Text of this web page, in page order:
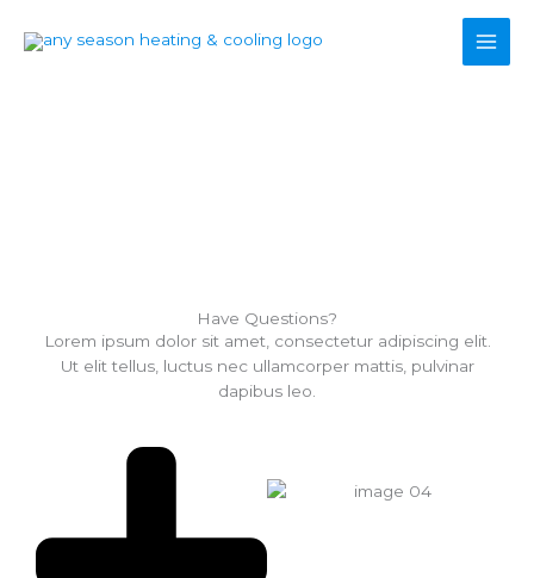
Have Questions?
Lorem ipsum dolor sit amet, consectetur adipiscing elit.
Ut elit tellus, luctus nec ullamcorper mattis, pulvinar
dapibus leo.